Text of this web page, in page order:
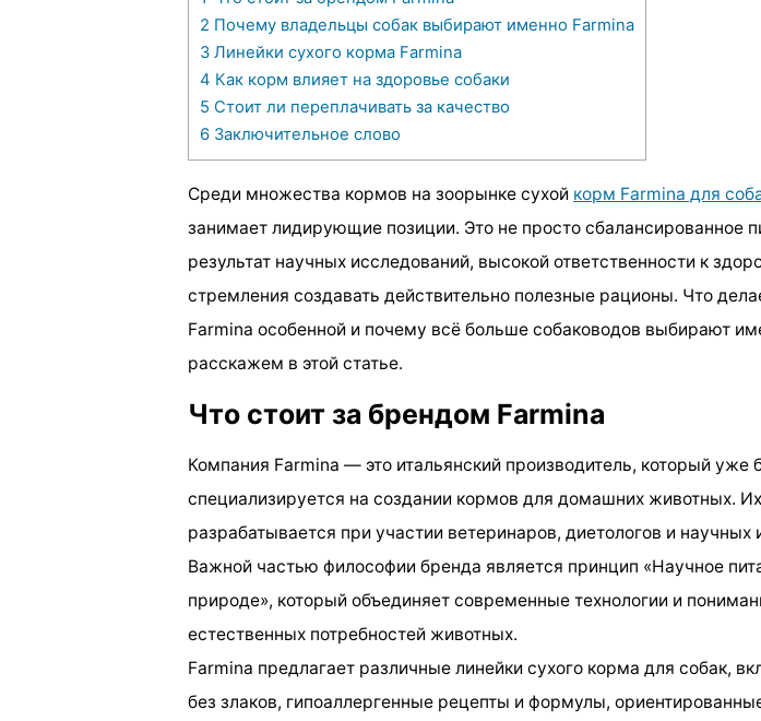
2 Почему владельцы собак выбирают именно Farmina
3 Линейки сухого корма Farmina
4 Как корм влияет на здоровье собаки
5 Стоит ли переплачивать за качество
6 Заключительное слово
Среди множества кормов на зоорынке сухой корм Farmina для
занимает лидирующие позиции. Это не просто сбалансированное
результат научных исследований, высокой ответственности к
стремления создавать действительно полезные рационы. Что
Farmina особенной и почему всё больше собаководов выбирают
расскажем в этой статье.
Что стоит за брендом Farmina
Компания Farmina — это итальянский производитель, который уже
специализируется на создании кормов для домашних животных.
разрабатывается при участии ветеринаров, диетологов и научных
Важной частью философии бренда является принцип «Научное
природе», который объединяет современные технологии и
естественных потребностей животных.
Farmina предлагает различные линейки сухого корма для собак,
без злаков, гипоаллергенные рецепты и формулы,